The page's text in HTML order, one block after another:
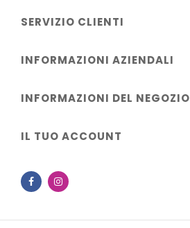
SERVIZIO CLIENTI
INFORMAZIONI AZIENDALI
INFORMAZIONI DEL NEGOZIO
IL TUO ACCOUNT
Facebook